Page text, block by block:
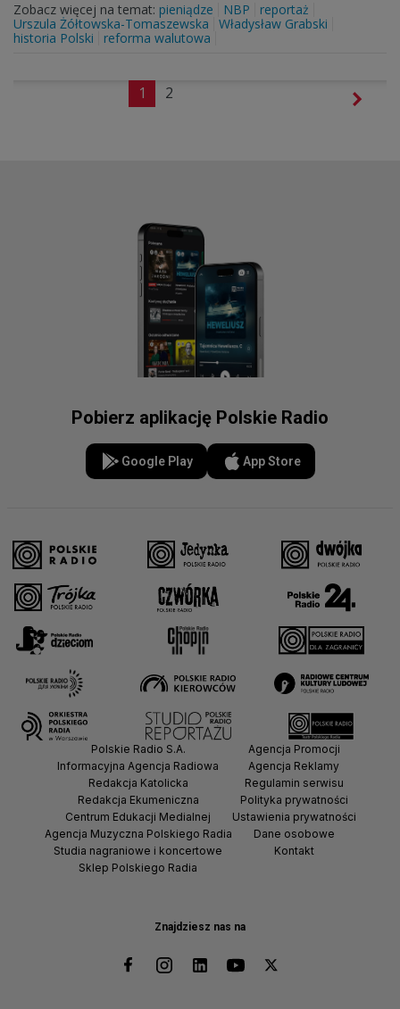
Zobacz więcej na temat: pieniądze NBP
reportaż
Urszula Żółtowska-Tomaszewska
Władysław Grabski
historia Polski
reforma walutowa
1 2
Pobierz aplikację Polskie Radio
Google Play App Store
Znajdziesz nas na
Polskie Radio S.A.
Informacyjna Agencja Radiowa
Redakcja Katolicka
Redakcja Ekumeniczna
Centrum Edukacji Medialnej
Agencja Muzyczna Polskiego Radia
Studia nagraniowe i koncertowe
Sklep Polskiego Radia
Agencja Promocji
Agencja Reklamy
Regulamin serwisu
Polityka prywatności
Ustawienia prywatności
Dane osobowe
Kontakt